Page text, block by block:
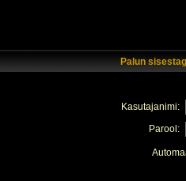
Palun
Kasutajanimi:
Parool: